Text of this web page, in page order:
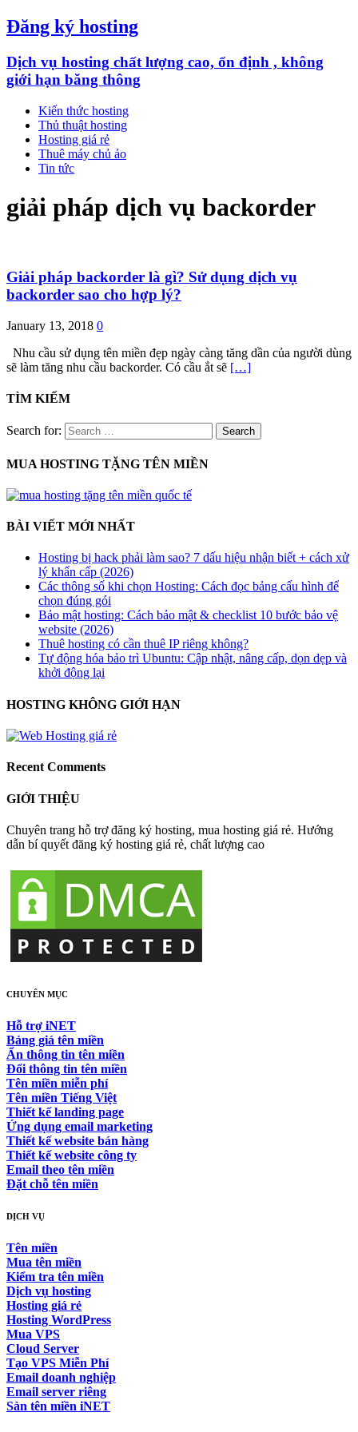
Đăng ký hosting
Dịch vụ hosting chất lượng cao, ổn định , không
giới hạn băng thông
Kiến thức hosting
Thủ thuật hosting
Hosting giá rẻ
Thuê máy chủ ảo
Tin tức
giải pháp dịch vụ backorder
Giải pháp backorder là gì? Sử dụng dịch vụ
backorder sao cho hợp lý?
January 13, 2018 0
Nhu cầu sử dụng tên miền đẹp ngày càng tăng dần của người dùng
sẽ làm tăng nhu cầu backorder. Có cầu ắt sẽ […]
TÌM KIẾM
Search for:
MUA HOSTING TẶNG TÊN MIỀN
BÀI VIẾT MỚI NHẤT
Hosting bị hack phải làm sao? 7 dấu hiệu nhận biết + cách xử
lý khẩn cấp (2026)
Các thông số khi chọn Hosting: Cách đọc bảng cấu hình để
chọn đúng gói
Bảo mật hosting: Cách bảo mật & checklist 10 bước bảo vệ
website (2026)
Thuê hosting có cần thuê IP riêng không?
Tự động hóa bảo trì Ubuntu: Cập nhật, nâng cấp, dọn dẹp và
khởi động lại
HOSTING KHÔNG GIỚI HẠN
Recent Comments
GIỚI THIỆU
Chuyên trang hỗ trợ đăng ký hosting, mua hosting giá rẻ. Hướng
dẫn bí quyết đăng ký hosting giá rẻ, chất lượng cao
CHUYÊN MỤC
Hỗ trợ iNET
Bảng giá tên miền
Ẩn thông tin tên miền
Đổi thông tin tên miền
Tên miền miễn phí
Tên miền Tiếng Việt
Thiết kế landing page
Ứng dụng email marketing
Thiết kế website bán hàng
Thiết kế website công ty
Email theo tên miền
Đặt chỗ tên miền
DỊCH VỤ
Tên miền
Mua tên miền
Kiểm tra tên miền
Dịch vụ hosting
Hosting giá rẻ
Hosting WordPress
Mua VPS
Cloud Server
Tạo VPS Miễn Phí
Email doanh nghiệp
Email server riêng
Sàn tên miền iNET